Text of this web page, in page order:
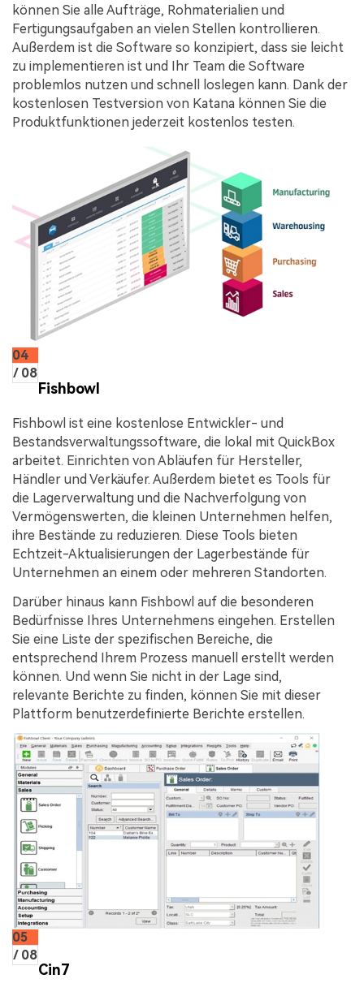
können Sie alle Aufträge, Rohmaterialien und
Fertigungsaufgaben an vielen Stellen kontrollieren.
Außerdem ist die Software so konzipiert, dass sie leicht
zu implementieren ist und Ihr Team die Software
problemlos nutzen und schnell loslegen kann. Dank der
kostenlosen Testversion von Katana können Sie die
Produktfunktionen jederzeit kostenlos testen.
04
/ 08
Fishbowl
Fishbowl ist eine kostenlose Entwickler- und
Bestandsverwaltungssoftware, die lokal mit QuickBox
arbeitet. Einrichten von Abläufen für Hersteller,
Händler und Verkäufer. Außerdem bietet es Tools für
die Lagerverwaltung und die Nachverfolgung von
Vermögenswerten, die kleinen Unternehmen helfen,
ihre Bestände zu reduzieren. Diese Tools bieten
Echtzeit-Aktualisierungen der Lagerbestände für
Unternehmen an einem oder mehreren Standorten.
Darüber hinaus kann Fishbowl auf die besonderen
Bedürfnisse Ihres Unternehmens eingehen. Erstellen
Sie eine Liste der spezifischen Bereiche, die
entsprechend Ihrem Prozess manuell erstellt werden
können. Und wenn Sie nicht in der Lage sind,
relevante Berichte zu finden, können Sie mit dieser
Plattform benutzerdefinierte Berichte erstellen.
05
/ 08
Cin7